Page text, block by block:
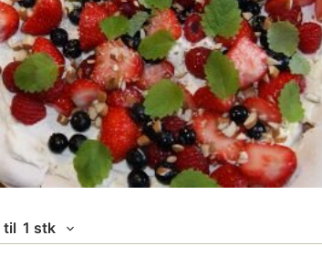
til 1 stk